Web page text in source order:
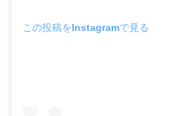
この投稿をInstagramで見る